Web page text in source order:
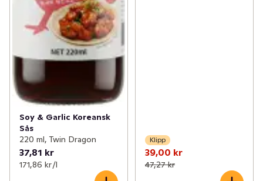
Soy & Garlic Koreansk
Sås
220 ml, Twin Dragon
37,81 kr
171,86 kr /l
Klipp
39,00 kr
47,27 kr